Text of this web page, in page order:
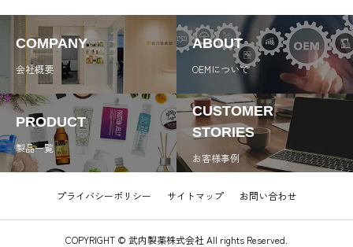
COMPANY
会社概要
ABOUT
OEMについて
PRODUCT
製品一覧
CUSTOMER
STORIES
お客様事例
プライバシーポリシー サイトマップ お問い合わせ
COPYRIGHT © 武内製薬株式会社 All rights Reserved.